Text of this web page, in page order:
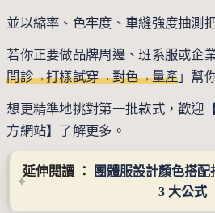
並以縮率、色牢度、車縫強度抽測
若你正要做品牌周邊、班系服或企
問診→打樣試穿→對色→量產 」幫
想更精準地挑對第一批款式，歡迎
方網站】 了解更多。
延伸閱讀 ：
團體服設計顏色搭
3 大公式